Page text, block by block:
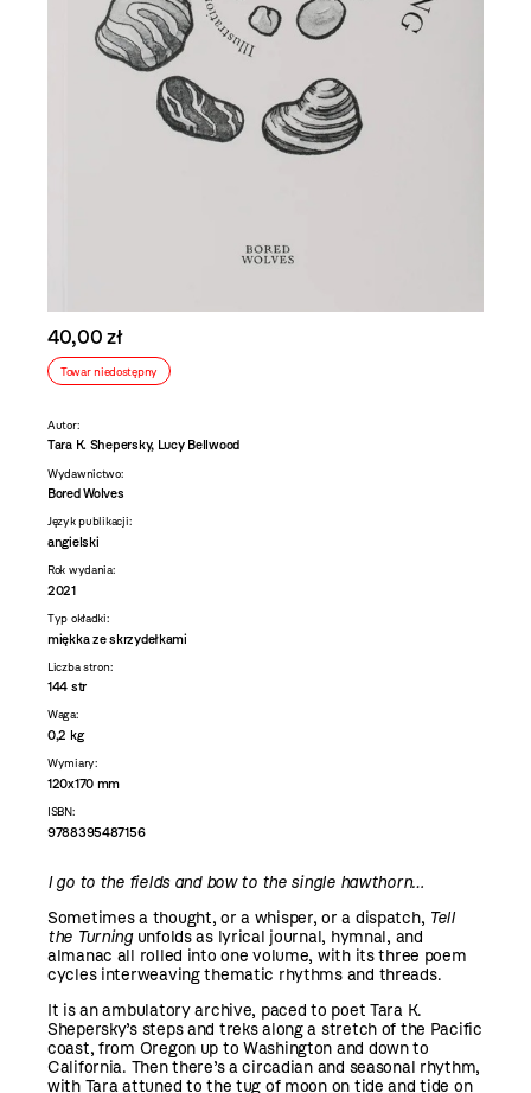
40,00 zł
Towar niedostępny
Autor:
Tara K. Shepersky, Lucy Bellwood
Wydawnictwo:
Bored Wolves
Język publikacji:
angielski
Rok wydania:
2021
Typ okładki:
miękka ze skrzydełkami
Liczba stron:
144 str
Waga:
0,2 kg
Wymiary:
120x170 mm
ISBN:
9788395487156
I go to the fields and bow to the single hawthorn…
Sometimes a thought, or a whisper, or a dispatch, Tell
the Turningunfolds as lyrical journal, hymnal, and
almanac all rolled into one volume, with its three poem
cycles interweaving thematic rhythms and threads.
It is an ambulatory archive, paced to poet Tara K.
Shepersky’s steps and treks along a stretch of the Pacific
coast, from Oregon up to Washington and down to
California. Then there’s a circadian and seasonal rhythm,
with Tara attuned to the tug of moon on tide and tide on